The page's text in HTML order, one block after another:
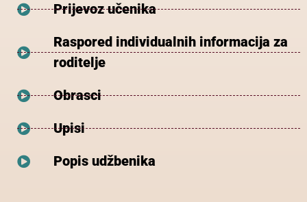
Prijevoz učenika
Raspored individualnih informacija za
roditelje
Obrasci
Upisi
Popis udžbenika